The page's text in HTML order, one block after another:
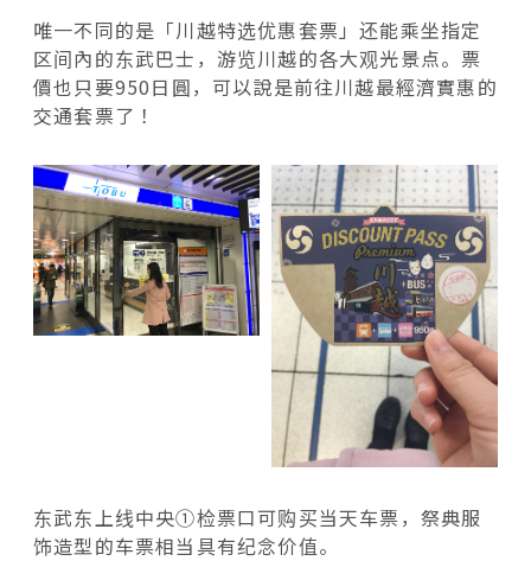
唯一不同的是「川越特选优惠套票」还能乘坐指定
区间內的东武巴士，游览川越的各大观光景点。票
價也只要950日圓，可以說是前往川越最經濟實惠的
交通套票了！
东武东上线中央①检票口可购买当天车票，祭典服
饰造型的车票相当具有纪念价值。